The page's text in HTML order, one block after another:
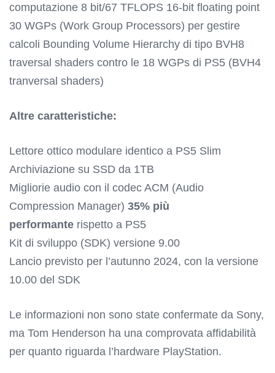
computazione 8 bit/67 TFLOPS 16-bit floating point
30 WGPs (Work Group Processors) per gestire
calcoli Bounding Volume Hierarchy di tipo BVH8
traversal shaders contro le 18 WGPs di PS5 (BVH4
tranversal shaders)
Altre caratteristiche:
Lettore ottico modulare identico a PS5 Slim
Archiviazione su SSD da 1TB
Migliorie audio con il codec ACM (Audio
Compression Manager) 35% più
performante rispetto a PS5
Kit di sviluppo (SDK) versione 9.00
Lancio previsto per l’autunno 2024, con la versione
10.00 del SDK
Le informazioni non sono state confermate da Sony,
ma Tom Henderson ha una comprovata affidabilità
per quanto riguarda l’hardware PlayStation.